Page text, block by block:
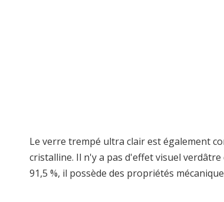
Le verre trempé ultra clair est également
cristalline. Il n'y a pas d'effet visuel
91,5 %, il possède des propriétés